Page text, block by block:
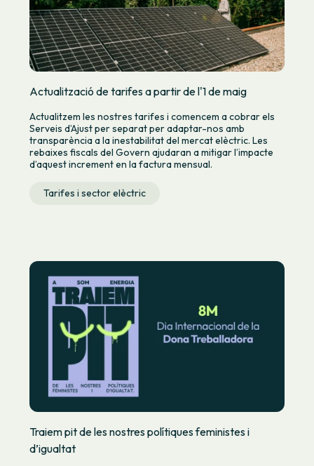
Actualització de tarifes a partir de l'1 de maig
Actualitzem les nostres tarifes i comencem a cobrar els
Serveis d’Ajust per separat per adaptar-nos amb
transparència a la inestabilitat del mercat elèctric. Les
rebaixes fiscals del Govern ajudaran a mitigar l’impacte
d’aquest increment en la factura mensual.
Tarifes i sector elèctric
Traiem pit de les nostres polítiques feministes i
d’igualtat